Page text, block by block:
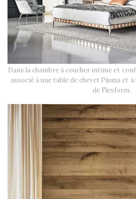
Dans la chambre à coucher intime et
associé à une table de chevet Piuma et
de Flexform.